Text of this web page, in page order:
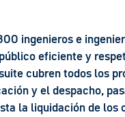
ingenieros e
eficiente y
cubren todos los
y el despacho,
la liquidación de los